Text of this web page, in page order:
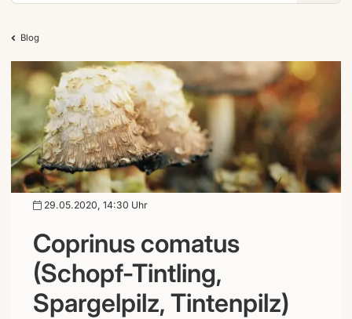
Blog
Coprinus comatus
(Schopf-Tintling,
Spargelpilz, Tintenpilz)
29.05.2020, 14:30 Uhr